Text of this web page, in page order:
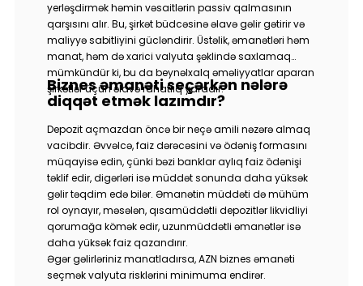
yerləşdirmək həmin vəsaitlərin passiv qalmasının
qarşısını alır. Bu, şirkət büdcəsinə əlavə gəlir gətirir və
maliyyə sabitliyini gücləndirir. Üstəlik, əmanətləri həm
manat, həm də xarici valyuta şəklində saxlamaq
mümkündür ki, bu da beynəlxalq əməliyyatlar aparan
şirkətlər üçün əlavə rahatlıq yaradır.
Biznes əmanəti seçərkən nələrə
diqqət etmək lazımdır?
Depozit açmazdan öncə bir neçə amili nəzərə almaq
vacibdir. Əvvəlcə, faiz dərəcəsini və ödəniş formasını
müqayisə edin, çünki bəzi banklar aylıq faiz ödənişi
təklif edir, digərləri isə müddət sonunda daha yüksək
gəlir təqdim edə bilər. Əmanətin müddəti də mühüm
rol oynayır, məsələn, qısamüddətli depozitlər likvidliyi
qorumağa kömək edir, uzunmüddətli əmanətlər isə
daha yüksək faiz qazandırır.
Əgər gəlirləriniz manatladırsa, AZN biznes əmanəti
seçmək valyuta risklərini minimuma endirər.